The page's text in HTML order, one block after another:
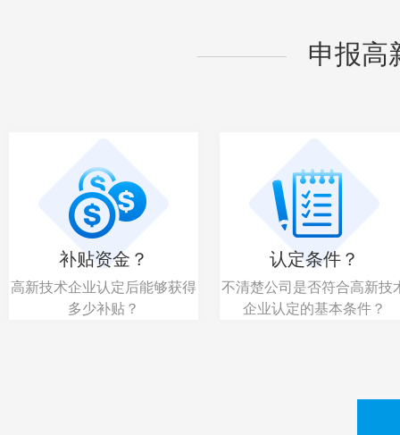
申报高
补贴资金？
高新技术企业认定后能够获得
多少补贴？
认定条件？
不清楚公司是否符合高新技
企业认定的基本条件？